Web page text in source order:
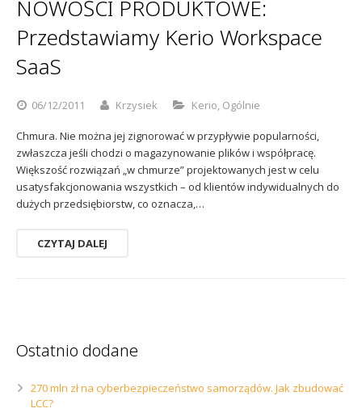
NOWOŚCI PRODUKTOWE:
Przedstawiamy Kerio Workspace
SaaS
06/12/2011 Krzysiek Kerio, Ogólnie
Chmura. Nie można jej zignorować w przypływie popularności,
zwłaszcza jeśli chodzi o magazynowanie plików i współpracę.
Większość rozwiązań „w chmurze” projektowanych jest w celu
usatysfakcjonowania wszystkich – od klientów indywidualnych do
dużych przedsiębiorstw, co oznacza,…
CZYTAJ DALEJ
Ostatnio dodane
270 mln zł na cyberbezpieczeństwo samorządów. Jak zbudować
LCC?